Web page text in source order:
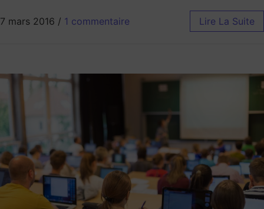
7 mars 2016 / 1 commentaire Lire La Suite